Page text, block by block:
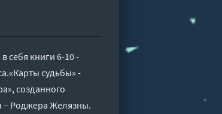
себя книги 6-10 -
судьбы» -
созданного
– Роджера Желязны.